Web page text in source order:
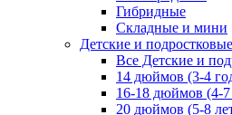
Гибридные
Складные и мини
Детские и подростковые
Все Детские и
14 дюймов (3-4
16-18 дюймов (4-7
20 дюймов (5-8